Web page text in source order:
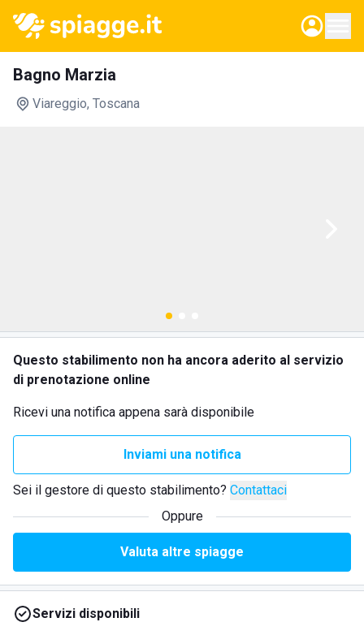
Bagno Marzia
Viareggio, Toscana
Questo stabilimento non ha ancora aderito al servizio
di prenotazione online
Ricevi una notifica appena sarà disponibile
Inviami una notifica
Sei il gestore di questo stabilimento? Contattaci
Oppure
Valuta altre spiagge
Servizi disponibili